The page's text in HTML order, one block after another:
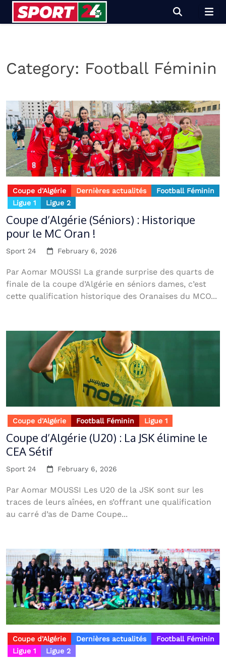
Category: Football Féminin
Coupe d'Algérie Dernières actualités
Football Féminin
Ligue 1
Ligue 2
Coupe d’Algérie (Séniors) : Historique
pour le MC Oran !
Sport 24 February 6, 2026
Par Aomar MOUSSI La grande surprise des quarts de
finale de la coupe d’Algérie en séniors dames, c’est
cette qualification historique des Oranaises du MCO...
Coupe d'Algérie Football Féminin Ligue 1
Coupe d’Algérie (U20) : La JSK élimine le
CEA Sétif
Sport 24 February 6, 2026
Par Aomar MOUSSI Les U20 de la JSK sont sur les
traces de leurs aînées, en s’offrant une qualification
au carré d’as de Dame Coupe...
Coupe d'Algérie Dernières actualités
Football Féminin
Ligue 1
Ligue 2